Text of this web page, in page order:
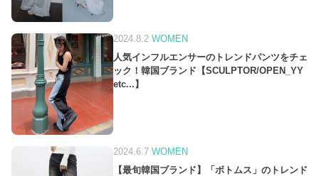
2024.8.2 WOMEN
人気インフルエンサーのトレンドパンツをチェ
ック！韓国ブランド【SCULPTOR/OPEN_YY
etc...】
2024.6.7 WOMEN
【最旬韓国ブランド】「ボトムス」のトレンド